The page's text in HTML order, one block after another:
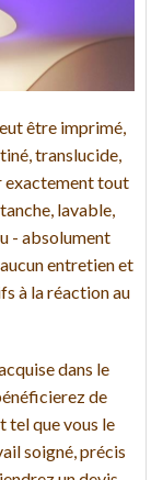
être imprimé,
translucide,
exactement tout
lavable,
- absolument
entretien et
à la réaction au
dans le
de
tel que vous le
soigné, précis